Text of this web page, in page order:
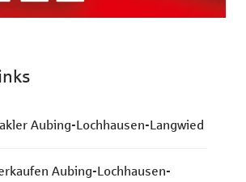
Aubing-Lochhausen-Langwied
Aubing-Lochhausen-